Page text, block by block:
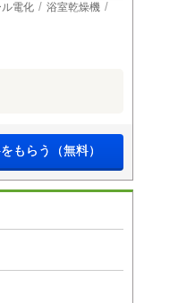
ル電化 浴室乾燥機
もらう（無料）